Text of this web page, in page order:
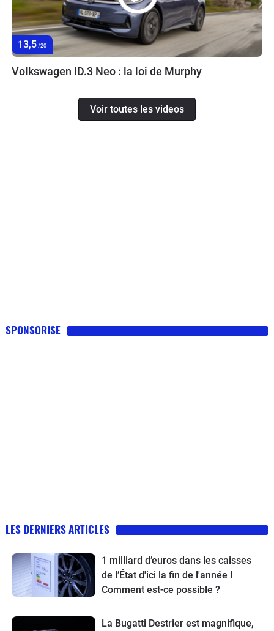
13,5 /20
Volkswagen ID.3 Neo : la loi de Murphy
Voir toutes les videos
SPONSORISE
LES DERNIERS ARTICLES
1 milliard d’euros dans les caisses
de l’État d'ici la fin de l'année !
Comment est-ce possible ?
La Bugatti Destrier est magnifique,